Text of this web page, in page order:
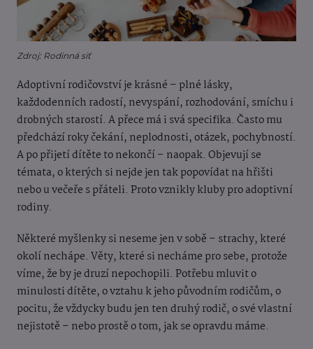
Zdroj: Rodinná siť
Adoptivní rodičovství je krásné – plné lásky,
každodenních radostí, nevyspání, rozhodování, smíchu i
drobných starostí. A přece má i svá specifika. Často mu
předchází roky čekání, neplodnosti, otázek, pochybností.
A po přijetí dítěte to nekončí – naopak. Objevují se
témata, o kterých si nejde jen tak popovídat na hřišti
nebo u večeře s přáteli. Proto vznikly kluby pro adoptivní
rodiny.
Některé myšlenky si neseme jen v sobě – strachy, které
okolí nechápe. Věty, které si necháme pro sebe, protože
víme, že by je druzí nepochopili. Potřebu mluvit o
minulosti dítěte, o vztahu k jeho původním rodičům, o
pocitu, že vždycky budu jen ten druhý rodič, o své vlastní
nejistotě – nebo prostě o tom, jak se opravdu máme.